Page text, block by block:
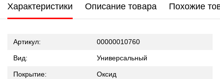
Характеристики Описание товара Похожие
Артикул: 00000010760
Вид: Универсальный
Покрытие: Оксид